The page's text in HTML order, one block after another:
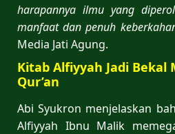
harapannya ilmu yang
manfaat dan penuh
Media Jati Agung.
Kitab Alfiyyah Jadi Bekal
Qur’an
Abi Syukron menjelaskan
Alfiyyah Ibnu Malik